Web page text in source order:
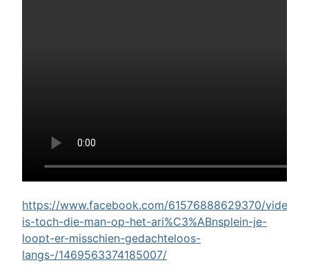
https://www.facebook.com/61576888629370/videos/
is-toch-die-man-op-het-ari%C3%ABnsplein-je-
loopt-er-misschien-gedachteloos-
langs-/1469563374185007/